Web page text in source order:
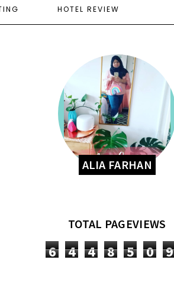
HOTEL REVIEW
ALIA FARHAN
TOTAL PAGEVIEWS
6 4 4 8 5 0 9